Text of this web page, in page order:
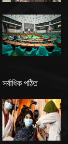
সর্বাধিক পঠিত